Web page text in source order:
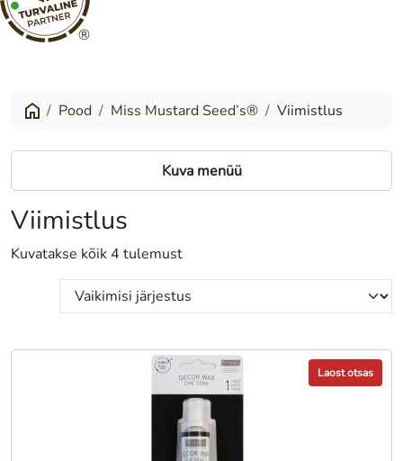
®
Pood Miss Mustard Seed’s® Viimistlus
Kuva menüü
Viimistlus
Kuvatakse kõik 4 tulemust
Laost otsas